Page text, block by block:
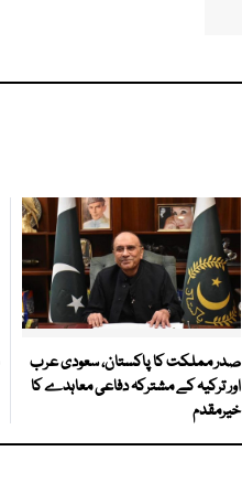
صدر مملکت کا پاکستان، سعودی عرب
اور ترکیہ کے مشترکہ دفاعی معاہدے کا
خیرمقدم